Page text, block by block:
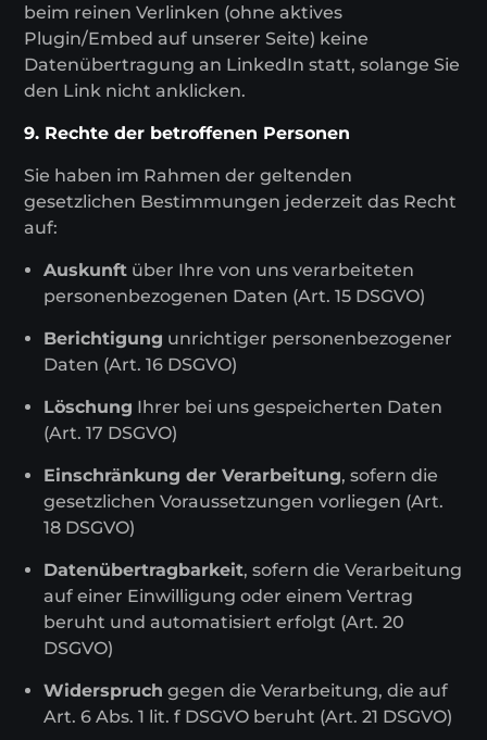
beim reinen Verlinken (ohne aktives
Plugin/Embed auf unserer Seite) keine
Datenübertragung an LinkedIn statt, solange Sie
den Link nicht anklicken.
9. Rechte der betroffenen Personen
Sie haben im Rahmen der geltenden
gesetzlichen Bestimmungen jederzeit das Recht
auf:
Auskunft über Ihre von uns verarbeiteten
personenbezogenen Daten (Art. 15 DSGVO)
Berichtigung unrichtiger personenbezogener
Daten (Art. 16 DSGVO)
Löschung Ihrer bei uns gespeicherten Daten
(Art. 17 DSGVO)
Einschränkung der Verarbeitung, sofern die
gesetzlichen Voraussetzungen vorliegen (Art.
18 DSGVO)
Datenübertragbarkeit, sofern die Verarbeitung
auf einer Einwilligung oder einem Vertrag
beruht und automatisiert erfolgt (Art. 20
DSGVO)
Widerspruch gegen die Verarbeitung, die auf
Art. 6 Abs. 1 lit. f DSGVO beruht (Art. 21 DSGVO)